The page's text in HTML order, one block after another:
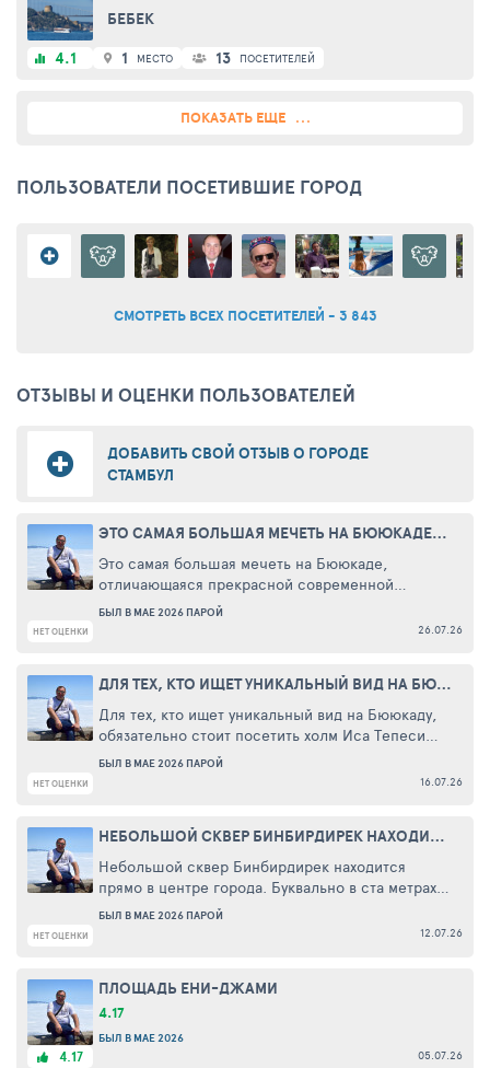
БЕБЕК
1
МЕСТО 13 ПОСЕТИТЕЛЕЙ
4.1
ПОКАЗАТЬ ЕЩЕ
ПОЛЬЗОВАТЕЛИ ПОСЕТИВШИЕ ГОРОД
СМОТРЕТЬ ВСЕХ ПОСЕТИТЕЛЕЙ - 3 843
ОТЗЫВЫ И ОЦЕНКИ ПОЛЬЗОВАТЕЛЕЙ
ДОБАВИТЬ СВОЙ ОТЗЫВ О ГОРОДЕ
СТАМБУЛ
26.07.26
ЭТО САМАЯ БОЛЬШАЯ МЕЧЕТЬ НА БЮЮКАДЕ, ОТЛИЧАЮЩАЯСЯ ...
Это самая большая мечеть на Бююкаде,
отличающаяся прекрасной современной
архитектурой.
архитектурного конкурса был реализован и
открыт в первые дни 2023 года.
Мечеть Хаджи Али Осман Вар в Бююкаде была
БЫЛ В МАЕ 2026 ПАРОЙ
НЕТ ОЦЕНКИ
16.07.26
ДЛЯ ТЕХ, КТО ИЩЕТ УНИКАЛЬНЫЙ ВИД НА БЮЮКАДУ, ОБЯЗАТЕЛЬНО ...
Для тех, кто ищет уникальный вид на Бююкаду,
обязательно стоит посетить холм Иса Тепеси
(Холм Иисуса). Вид на море и острова с холма
просто великолепный. Находиться здесь очень
позволяющие провести время на природе.
Здесь царит спокойная и умиротворяющая
атмосфера. Идеальное место для тех, кто хочет
отдохнуть от суеты и расслабиться.
БЫЛ В МАЕ 2026 ПАРОЙ
НЕТ ОЦЕНКИ
12.07.26
НЕБОЛЬШОЙ СКВЕР БИНБИРДИРЕК НАХОДИТСЯ ПРЯМО В ЦЕНТРЕ ...
Небольшой сквер Бинбирдирек находится
прямо в центре города. Буквально в ста метрах
находится Голубая мечеть, рядом трамвайная
БЫЛ В МАЕ 2026 ПАРОЙ
НЕТ ОЦЕНКИ
05.07.26
ПЛОЩАДЬ ЕНИ-ДЖАМИ
4.17
БЫЛ В МАЕ 2026
4.17